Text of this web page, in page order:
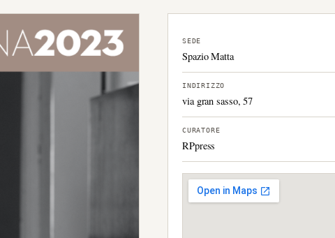
SEDE
Spazio Matta
INDIRIZZO
via gran sasso, 57
CURATORE
RPpress